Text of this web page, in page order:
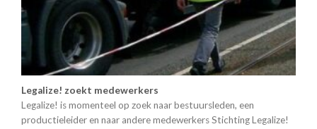
Legalize! zoekt medewerkers
Legalize! is momenteel op zoek naar bestuursleden, een
productieleider en naar andere medewerkers Stichting Legalize!